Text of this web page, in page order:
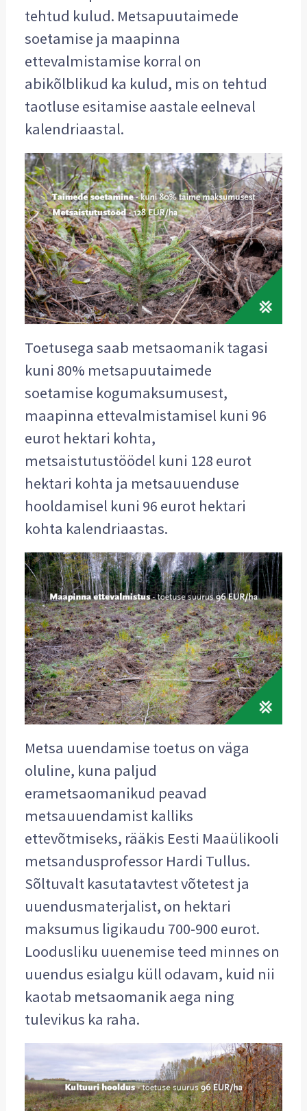
tehtud kulud. Metsapuutaimede
soetamise ja maapinna
ettevalmistamise korral on
abikõlblikud ka kulud, mis on tehtud
taotluse esitamise aastale eelneval
kalendriaastal.
Toetusega saab metsaomanik tagasi
kuni 80% metsapuutaimede
soetamise kogumaksumusest,
maapinna ettevalmistamisel kuni 96
eurot hektari kohta,
metsaistutustöödel kuni 128 eurot
hektari kohta ja metsauuenduse
hooldamisel kuni 96 eurot hektari
kohta kalendriaastas.
Metsa uuendamise toetus on väga
oluline, kuna paljud
erametsaomanikud peavad
metsauuendamist kalliks
ettevõtmiseks, rääkis Eesti Maaülikooli
metsandusprofessor Hardi Tullus.
Sõltuvalt kasutatavtest võtetest ja
uuendusmaterjalist, on hektari
maksumus ligikaudu 700-900 eurot.
Loodusliku uuenemise teed minnes on
uuendus esialgu küll odavam, kuid nii
kaotab metsaomanik aega ning
tulevikus ka raha.